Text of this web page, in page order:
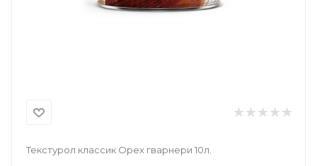
Текстурол классик Орех гварнери 10л.